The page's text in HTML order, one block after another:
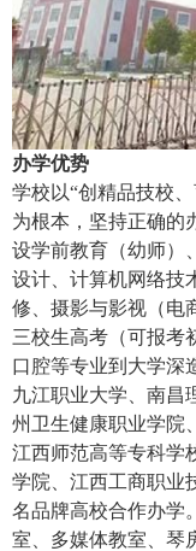
办学优势
学校以“创精品技校
为根本，坚持正确的
设学前教育（幼师）
设计、计算机网络技
修、摄影与影视（电
三校生高考（可报考
口腔等专业到大学深
九江职业大学、南昌
州卫生健康职业学院
江西师范高等专科学
学院、江西工商职业
名品牌高校合作办学
室、多媒体教室、琴